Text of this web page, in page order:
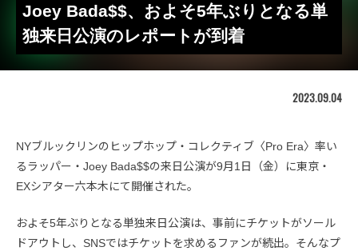
Joey Bada$$、およそ5年ぶりとなる単
独来日公演のレポートが到着
2023.09.04
NYブルックリンのヒップホップ・コレクティブ〈Pro Era〉率い
るラッパー・Joey Bada$$の来日公演が9月1日（金）に東京・
EXシアター六本木にて開催された。
およそ5年ぶりとなる単独来日公演は、事前にチケットがソール
ドアウトし、SNSではチケットを求めるファンが続出。そんなプ